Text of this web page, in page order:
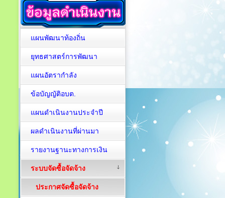
แผนพัฒนาท้องถิ่น
ยุทธศาสตร์การพัฒนา
แผนอัตรากำลัง
ข้อบัญญัติอบต.
แผนดำเนินงานประจำปี
ผลดำเนินงานที่ผ่านมา
รายงานฐานะทางการเงิน
ระบบจัดซื้อจัดจ้าง
ประกาศจัดซื้อจัดจ้าง